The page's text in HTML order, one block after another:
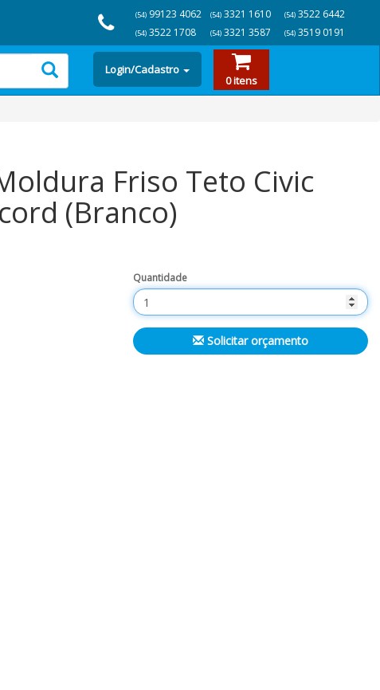
(54) 99123 4062
(54) 3522 1708
(54)3321 1610
(54)3321 3587
(54)3522 6442
(54)3519 0191
Login/Cadastro
0 itens
Friso Teto Civic
(Branco)
Quantidade
Solicitar orçamento